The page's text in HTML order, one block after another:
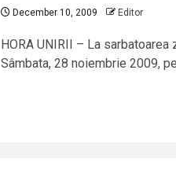
December 10, 2009 Editor
HORA UNIRII – La
Sâmbata, 28 noiembrie 2009,